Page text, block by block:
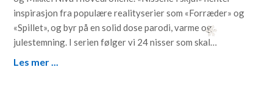
inspirasjon fra populære realityserier som «Forræder» og
«Spillet», og byr på en solid dose parodi, varme og
julestemning. I serien følger vi 24 nisser som skal…
Les mer ...